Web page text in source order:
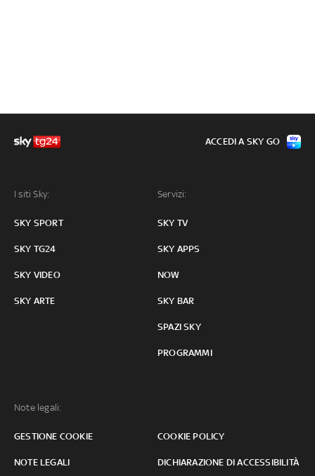
I siti Sky:
SKY SPORT
SKY TG24
SKY VIDEO
SKY ARTE
Servizi:
SKY TV
SKY APPS
NOW
SKY BAR
SPAZI SKY
PROGRAMMI
Note legali:
GESTIONE COOKIE COOKIE POLICY
NOTE LEGALI DICHIARAZIONE DI ACCESSIBILITÀ
ACCEDI A SKY GO